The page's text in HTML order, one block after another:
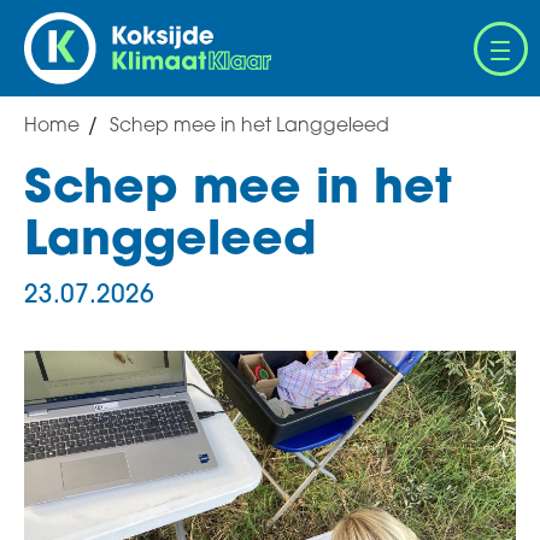
Overslaan
en
naar
inhoud
gaan
Breadcrumb
Home Schep mee in het Langgeleed
Schep mee in het
Langgeleed
23.07.2026